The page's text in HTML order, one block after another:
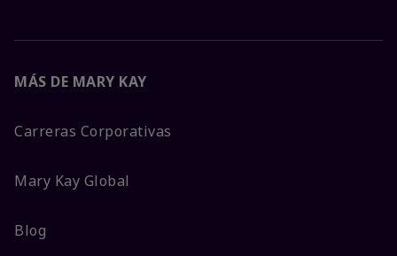
MÁS DE MARY KAY
Carreras Corporativas
Mary Kay Global
Blog